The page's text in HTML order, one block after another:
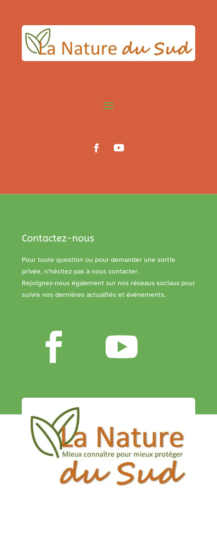
Contactez-nous
Pour toute question ou pour demander une sortie
privée, n’hésitez pas à nous contacter.
Rejoignez-nous également sur nos réseaux sociaux pour
suivre nos dernières actualités et événements.